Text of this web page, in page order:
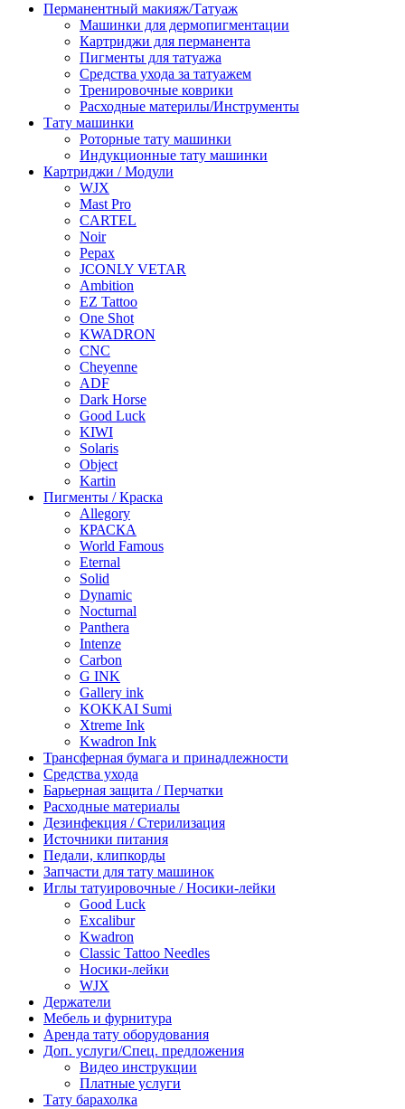
Перманентный макияж/Татуаж
Машинки для дермопигментации
Картриджи для перманента
Пигменты для татуажа
Средства ухода за татуажем
Тренировочные коврики
Расходные материлы/Инструменты
Тату машинки
Роторные тату машинки
Индукционные тату машинки
Картриджи / Модули
WJX
Mast Pro
CARTEL
Noir
Pepax
JCONLY VETAR
Ambition
EZ Tattoo
One Shot
KWADRON
CNC
Cheyenne
ADF
Dark Horse
Good Luck
KIWI
Solaris
Object
Kartin
Пигменты / Краска
Allegory
КРАСКА
World Famous
Eternal
Solid
Dynamic
Nocturnal
Panthera
Intenze
Carbon
G INK
Gallery ink
KOKKAI Sumi
Xtreme Ink
Kwadron Ink
Трансферная бумага и принадлежности
Средства ухода
Барьерная защита / Перчатки
Расходные материалы
Дезинфекция / Стерилизация
Источники питания
Педали, клипкорды
Запчасти для тату машинок
Иглы татуировочные / Носики-лейки
Good Luck
Excalibur
Kwadron
Classic Tattoo Needles
Носики-лейки
WJX
Держатели
Мебель и фурнитура
Аренда тату оборудования
Доп. услуги/Спец. предложения
Видео инструкции
Платные услуги
Тату барахолка